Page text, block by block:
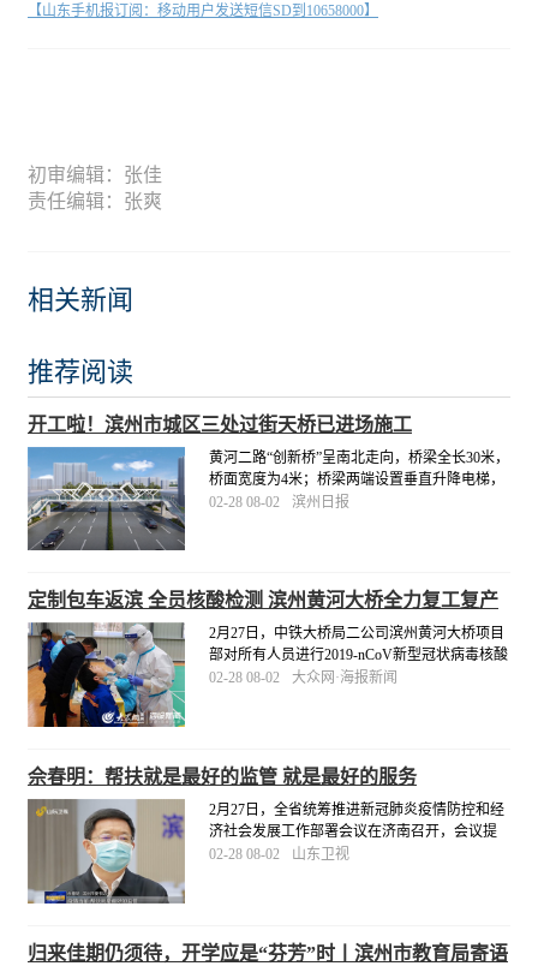
【山东手机报订阅：移动用户发送短信SD到10658000】
初审编辑：张佳
责任编辑：张爽
相关新闻
推荐阅读
开工啦！滨州市城区三处过街天桥已进场施工
黄河二路“创新桥”呈南北走向，桥梁全长30米，
桥面宽度为4米；桥梁两端设置垂直升降电梯，
人行梯道宽2.5米。市城管局将督促施工单位科
02-28 08-02 滨州日报
定制包车返滨 全员核酸检测 滨州黄河大桥全力复工复产
2月27日，中铁大桥局二公司滨州黄河大桥项目
部对所有人员进行2019-nCoV新型冠状病毒核酸
检测，严格落实疫情防控主体责任，为项目安
02-28 08-02 大众网·海报新闻
佘春明：帮扶就是最好的监管 就是最好的服务
2月27日，全省统筹推进新冠肺炎疫情防控和经
济社会发展工作部署会议在济南召开，会议提
出了统筹推进疫情防控和经济社会发展工作的
02-28 08-02 山东卫视
归来佳期仍须待，开学应是“芬芳”时丨滨州市教育局寄语